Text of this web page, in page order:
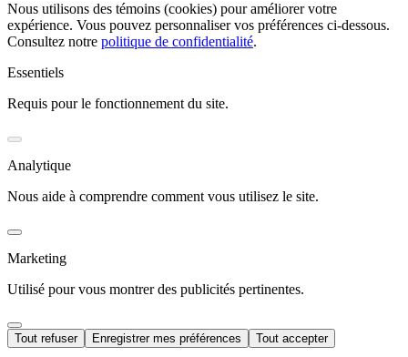
Nous utilisons des témoins (cookies) pour améliorer votre
expérience. Vous pouvez personnaliser vos préférences ci-dessous.
Consultez notre politique de confidentialité.
Essentiels
Requis pour le fonctionnement du site.
Analytique
Nous aide à comprendre comment vous utilisez le site.
Marketing
Utilisé pour vous montrer des publicités pertinentes.
Tout refuser Enregistrer mes préférences Tout accepter